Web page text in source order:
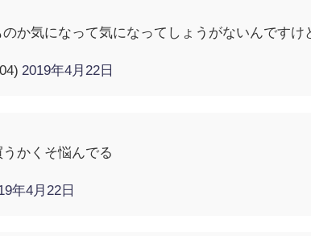
のか気になって気になってしょうがないんで
2019年4月22日
かくそ悩んでる
年4月22日